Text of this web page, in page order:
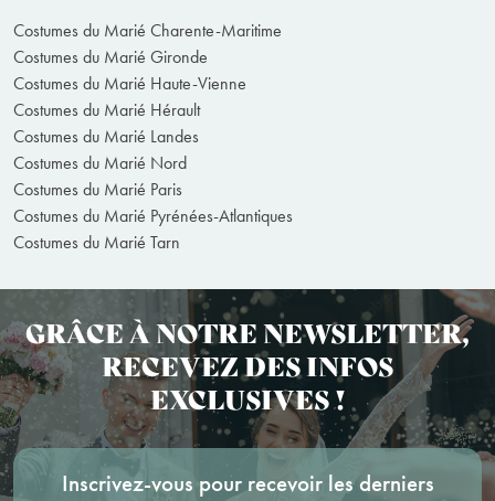
Costumes du Marié Charente-Maritime
Costumes du Marié Gironde
Costumes du Marié Haute-Vienne
Costumes du Marié Hérault
Costumes du Marié Landes
Costumes du Marié Nord
Costumes du Marié Paris
Costumes du Marié Pyrénées-Atlantiques
Costumes du Marié Tarn
GRÂCE À NOTRE NEWSLETTER,
RECEVEZ DES INFOS
EXCLUSIVES !
Inscrivez-vous pour recevoir les derniers